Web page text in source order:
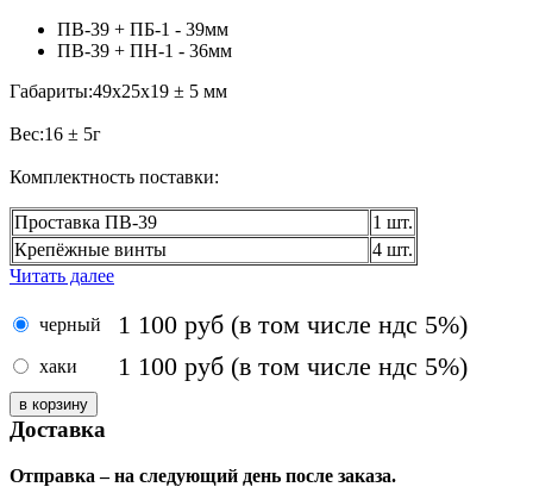
ПВ-39 + ПБ-1 - 39мм
ПВ-39 + ПН-1 - 36мм
Габариты:49x25x19 ± 5 мм
Вес:16 ± 5г
Комплектность поставки:
Проставка ПВ-39
1 шт.
Крепёжные винты
4 шт.
Читать далее
черный 1 100 руб (в том числе ндс 5%)
хаки 1 100 руб (в том числе ндс 5%)
Доставка
Отправка – на следующий день после заказа.